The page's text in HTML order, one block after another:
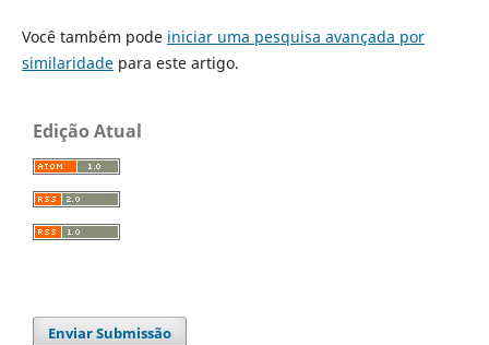
Você também pode iniciar uma pesquisa avançada por
similaridadepara este artigo.
Edição Atual
Enviar Submissão